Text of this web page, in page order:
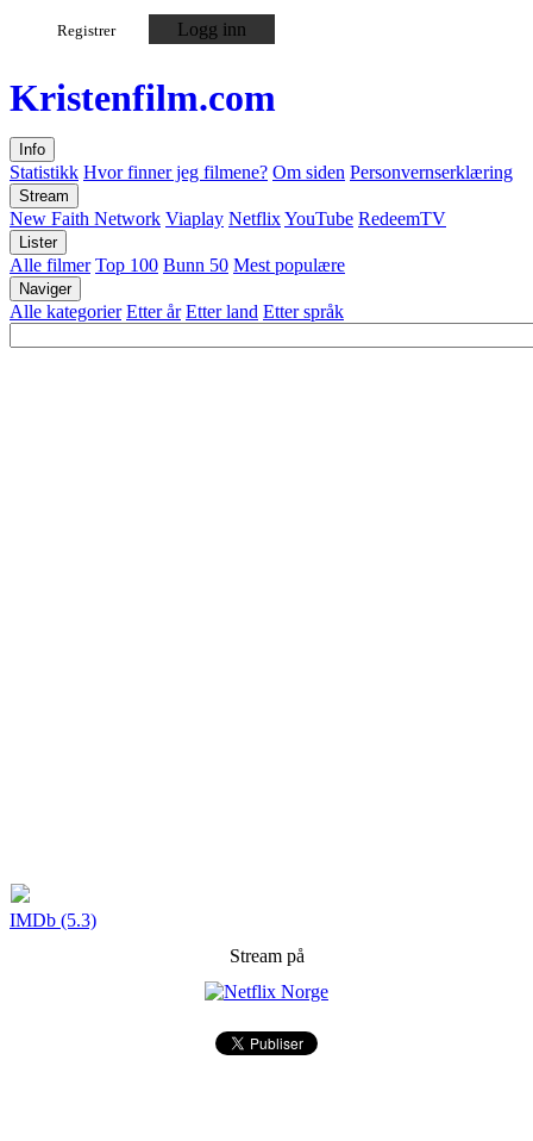
Registrer Logg inn
Kristenfilm.com
Info
Statistikk Hvor finner jeg filmene? Om siden Personvernserklæring
Stream
New Faith Network Viaplay NetflixYouTube RedeemTV
Lister
Alle filmer Top 100 Bunn 50 Mest populære
Naviger
Alle kategorier Etter år Etter land Etter språk
IMDb (5.3)
Stream på